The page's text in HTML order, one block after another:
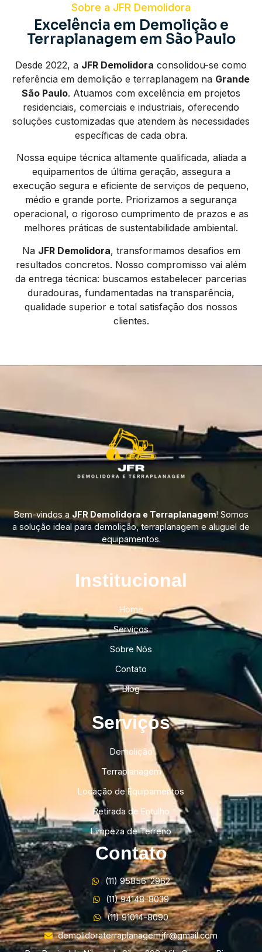
Sobre a JFR Demolidora
Excelência em Demolição e
Terraplanagem em São Paulo
Desde 2022, a JFR Demolidora consolidou-se como
referência em demolição e terraplanagem na Grande
São Paulo. Atuamos com excelência em projetos
residenciais, comerciais e industriais, oferecendo
soluções customizadas que atendem às necessidades
específicas de cada obra.
Nossa equipe técnica altamente qualificada, aliada a
equipamentos de última geração, assegura a
execução segura e eficiente de serviços de pequeno,
médio e grande porte. Priorizamos a segurança
operacional, o rigoroso cumprimento de prazos e as
melhores práticas de sustentabilidade ambiental.
Na JFR Demolidora, transformamos desafios em
resultados concretos. Nosso compromisso vai além
da entrega técnica: buscamos estabelecer parcerias
duradouras, fundamentadas na transparência,
qualidade superior e total satisfação dos nossos
clientes.
Bem-vindos a JFR Demolidora e Terraplanagem! Somos
a solução ideal para demolição, terraplanagem e aluguel de
equipamentos.
Institucional​
Home
Serviços
Sobre Nós
Contato
Blog
Serviços
Demolição
Terraplanagem
Locação de Equipamentos
Retirada de Entulho
Limpeza de Terreno
Contato
(11) 95856-2962
(11) 94148-8039
(11) 91014-8090
demolidoraterraplanagemjfr@gmail.com